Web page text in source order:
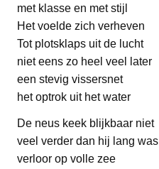
met klasse en met stijl
Het voelde zich verheven
Tot plotsklaps uit de lucht
niet eens zo heel veel later
een stevig vissersnet
het optrok uit het water
De neus keek blijkbaar niet
veel verder dan hij lang was
verloor op volle zee